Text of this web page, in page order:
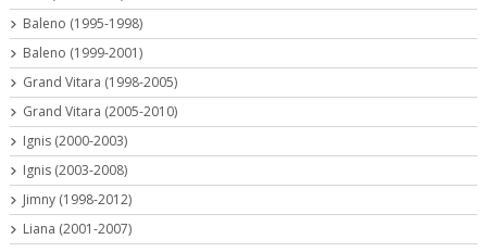
Baleno (1995-1998)
Baleno (1999-2001)
Grand Vitara (1998-2005)
Grand Vitara (2005-2010)
Ignis (2000-2003)
Ignis (2003-2008)
Jimny (1998-2012)
Liana (2001-2007)